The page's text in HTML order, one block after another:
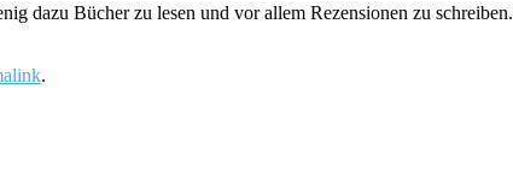
dazu Bücher zu lesen und vor allem Rezensionen zu
.